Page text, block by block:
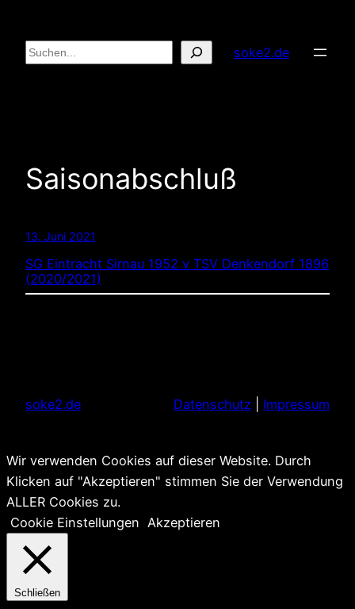
Inhalt
springen
Suchen soke2.de
Saisonabschluß
13. Juni 2021
SG Eintracht Sirnau 1952 v TSV Denkendorf 1896
(2020/2021)
soke2.de Datenschutz Impressum
Wir verwenden Cookies auf dieser Website. Durch
Klicken auf "Akzeptieren" stimmen Sie der Verwendung
ALLER Cookies zu.
Cookie Einstellungen Akzeptieren
Schließen